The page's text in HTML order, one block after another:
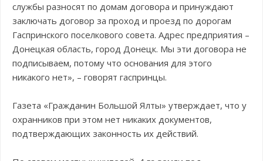
службы разносят по домам договора и принуждают
заключать договор за проход и проезд по дорогам
Гаспринского поселкового совета. Адрес предприятия –
Донецкая область, город Донецк. Мы эти договора не
подписываем, потому что основания для этого
никакого нет», – говорят гаспринцы.
Газета «Гражданин Большой Ялты» утверждает, что у
охранников при этом нет никаких документов,
подтверждающих законность их действий.